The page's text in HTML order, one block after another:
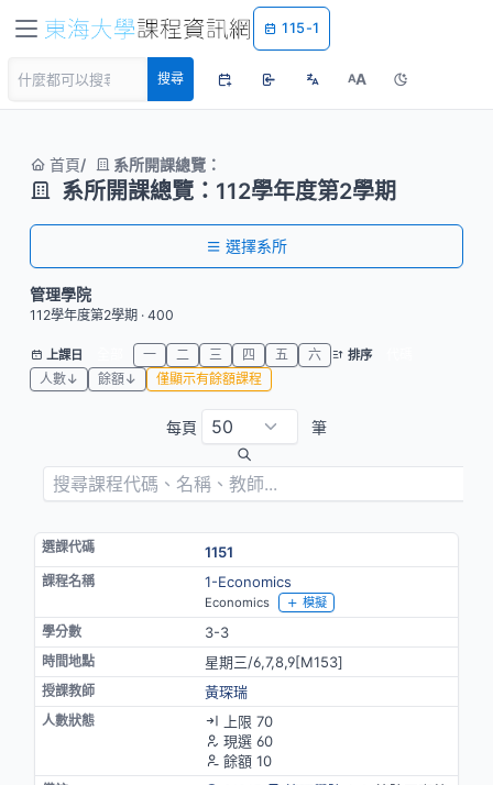
115-1
搜尋 AA
首頁 系所開課總覽：
系所開課總覽：112學年度第2學期
選擇系所
管理學院
112學年度第2學期 · 400
上課日 一 二 三 四 五 六 排序
人數↓
餘額↓ 僅顯示有餘額課程
每頁 筆
1151
1-Economics
Economics 模擬
3-3
星期三/6,7,8,9[M153]
黃琛瑞
上限 70
現選 60
餘額 10